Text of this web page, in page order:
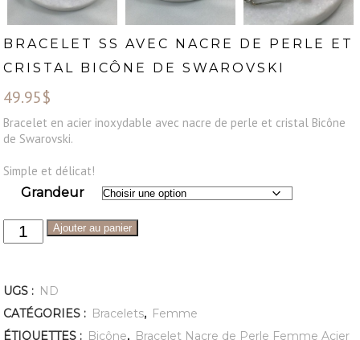
BRACELET SS AVEC NACRE DE PERLE ET
CRISTAL BICÔNE DE SWAROVSKI
49.95$
Bracelet en acier inoxydable avec nacre de perle et cristal Bicône
de Swarovski.
Simple et délicat!
Grandeur
Ajouter au panier
UGS : ND
CATÉGORIES : Bracelets, Femme
ÉTIQUETTES : Bicône, Bracelet Nacre de Perle Femme Acier